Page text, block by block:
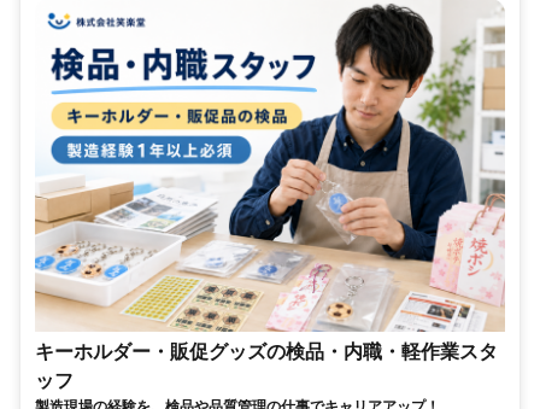
キーホルダー・販促グッズの検品・内職・軽作業スタ
ッフ